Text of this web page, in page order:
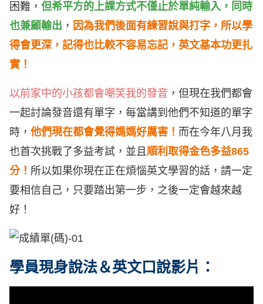
困難， 但希平方的上課方式不僅止於單純輸入，同時
也兼顧輸出 ， 因為我們後面有練習說與打字，所以學
得會更深，記得也比較不容易忘記，英文基本功更扎
實！
以前家中的小孩都會嘲笑我的發音 ，但現在我們都會
一起討論發音還有單字，每當講到他們不知道的單字
時， 他們現在都會覺得媽媽好厲害！ 而在今年八月我
也首次挑戰了多益考試，並且順利取得金色多益865
分！ 所以如果你現在正在煩惱英文學習的話，請一定
要相信自己，只要踏出第一步，之後一定會越來越
好！
學員現身說法＆英文口說影片：